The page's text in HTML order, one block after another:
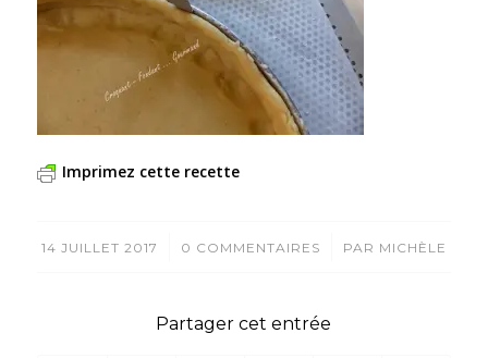
Imprimez cette recette
14 JUILLET 2017
/ 0 COMMENTAIRES
/ PAR MICHÈLE
Partager cet entrée